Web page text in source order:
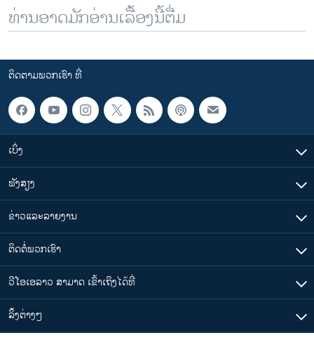
ທ່ານອາດມັກອ່ານເລື້ອງນີ້ຕື່ມ
ຕິດຕາມພວກເຮົາ ທີ່
ເບິ່ງ
ຟັງສຽງ
ຂ່າວແລະລາຍງານ
ຕິດຕໍ່ພວກເຮົາ
ວີໂອເອລາວ ສາມາດ ເຂົ້າເຖິງໄດ້ທີ່
​ລິ້ງ​ຕ່າງໆ